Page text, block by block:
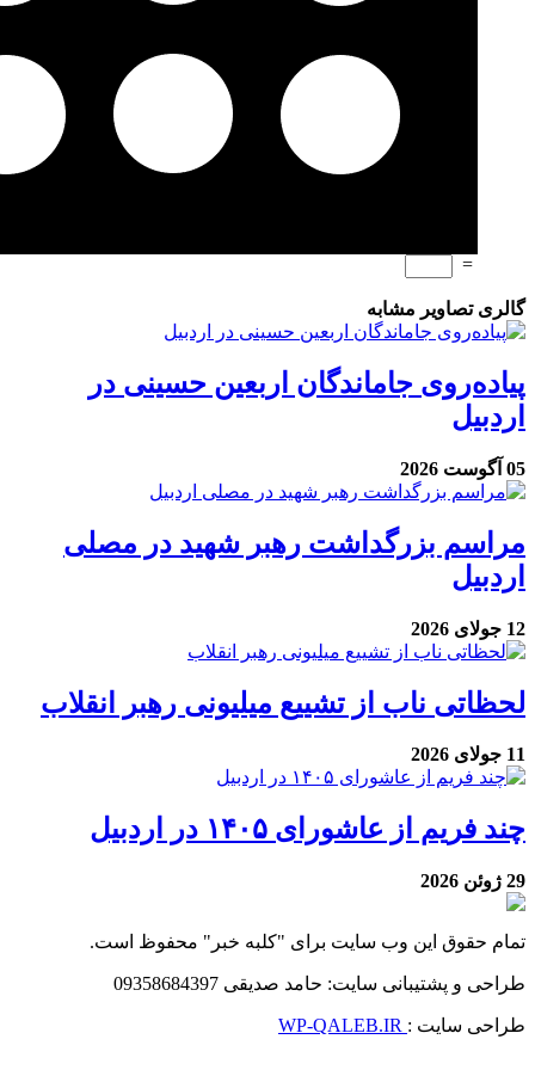
=
گالری تصاویر مشابه
پیاده‌روی جاماندگان اربعین حسینی در
اردبیل
05 آگوست 2026
مراسم بزرگداشت رهبر شهید در مصلی
اردبیل
12 جولای 2026
لحظاتی ناب از تشییع میلیونی رهبر انقلاب
11 جولای 2026
چند فریم از عاشورای ۱۴۰۵ در اردبیل
29 ژوئن 2026
تمام حقوق این وب سایت برای "کلبه خبر" محفوظ است.
طراحی و پشتیبانی سایت: حامد صدیقی 09358684397
طراحی سایت :